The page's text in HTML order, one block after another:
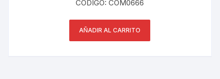
CÓDIGO: COM0666
AÑADIR AL CARRITO